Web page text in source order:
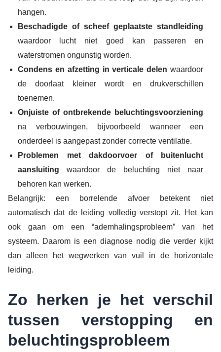
hangen.
Beschadigde of scheef geplaatste standleiding
waardoor lucht niet goed kan passeren en
waterstromen ongunstig worden.
Condens en afzetting in verticale delen waardoor
de doorlaat kleiner wordt en drukverschillen
toenemen.
Onjuiste of ontbrekende beluchtingsvoorziening
na verbouwingen, bijvoorbeeld wanneer een
onderdeel is aangepast zonder correcte ventilatie.
Problemen met dakdoorvoer of buitenlucht
aansluiting waardoor de beluchting niet naar
behoren kan werken.
Belangrijk: een borrelende afvoer betekent niet
automatisch dat de leiding volledig verstopt zit. Het kan
ook gaan om een “ademhalingsprobleem” van het
systeem. Daarom is een diagnose nodig die verder kijkt
dan alleen het wegwerken van vuil in de horizontale
leiding.
Zo herken je het verschil
tussen verstopping en
beluchtingsprobleem